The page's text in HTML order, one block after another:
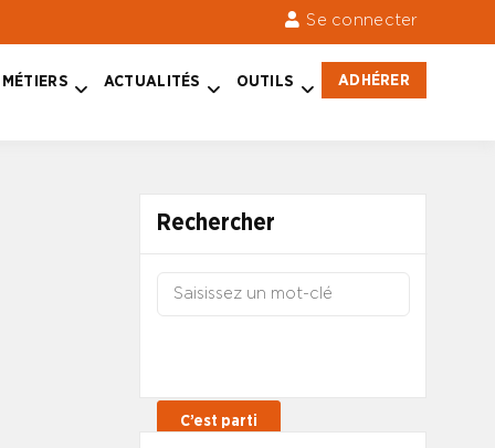
Se connecter
MÉTIERS ACTUALITÉS OUTILS ADHÉRER
Rechercher